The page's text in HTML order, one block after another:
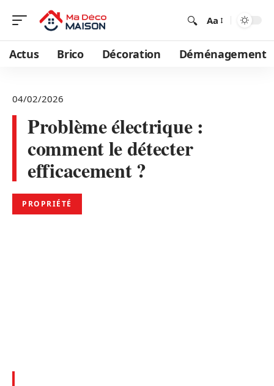
Aa
Actus Brico Décoration Déménagement
04/02/2026
Problème électrique :
comment le détecter
efficacement ?
PROPRIÉTÉ